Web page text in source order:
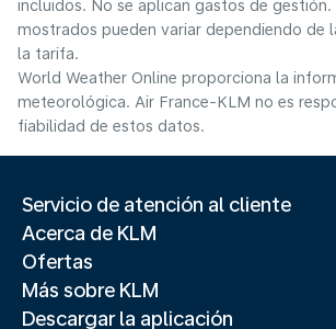
incluidos. No se aplican gastos de gestión.
mostrados pueden variar dependiendo de
la tarifa.
World Weather Online proporciona la
meteorológica. Air France-KLM no es
fiabilidad de estos datos.
Servicio de atención al cliente
Acerca de KLM
Ofertas
Más sobre KLM
Descargar la aplicación